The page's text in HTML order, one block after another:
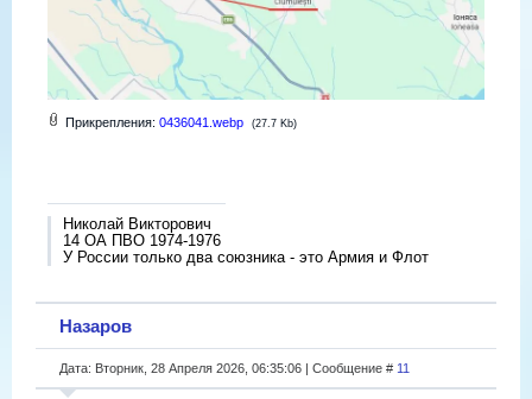
Прикрепления: 0436041.webp (27.7 Kb)
Николай Викторович
14 ОА ПВО 1974-1976
У России только два союзника - это Армия и Флот
Назаров
Дата: Вторник, 28 Апреля 2026, 06:35:06 | Сообщение # 11